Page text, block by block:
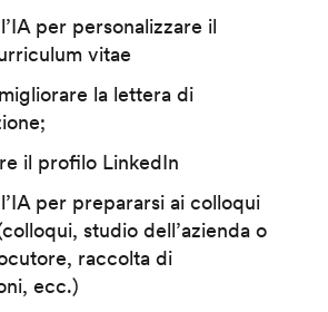
per personalizzare il
vitae
la lettera di
il profilo LinkedIn
per prepararsi ai colloqui
studio dell’azienda o
raccolta di
ecc.)